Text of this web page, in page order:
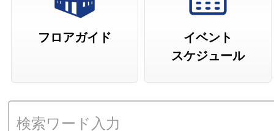
まるひろオンラインショッピン
部カードの利用停止について
まるひろアプリ「バースデーポ
進呈対象カードの改定のお知ら
フロアガイド
イベント
スケジュール